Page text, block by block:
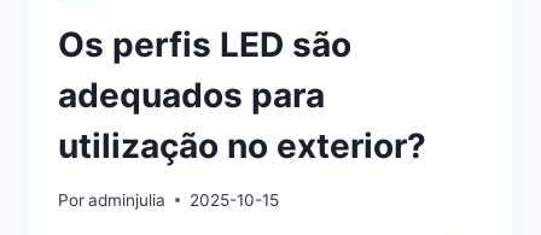
Os perfis LED são
adequados para
utilização no exterior?
Poradminjulia 2025-10-15